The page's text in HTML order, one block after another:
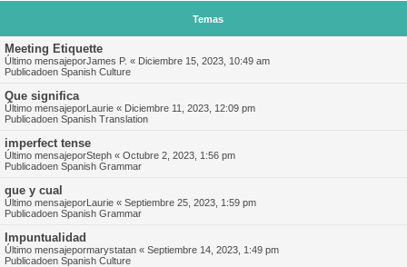
Temas
Meeting Etiquette
Último mensajeporJames P. « Diciembre 15, 2023, 10:49 am
Publicadoen Spanish Culture
Que significa
Último mensajeporLaurie « Diciembre 11, 2023, 12:09 pm
Publicadoen Spanish Translation
imperfect tense
Último mensajeporSteph « Octubre 2, 2023, 1:56 pm
Publicadoen Spanish Grammar
que y cual
Último mensajeporLaurie « Septiembre 25, 2023, 1:59 pm
Publicadoen Spanish Grammar
Impuntualidad
Último mensajepormarystatan « Septiembre 14, 2023, 1:49 pm
Publicadoen Spanish Culture